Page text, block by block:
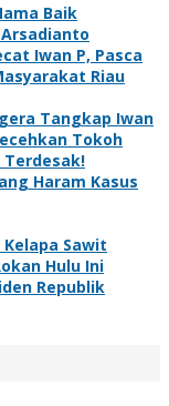
Baik
Iwan P, Pasca
Riau
Tangkap Iwan
Tokoh
Terdesak!
Haram Kasus
Sawit
Hulu Ini
Republik